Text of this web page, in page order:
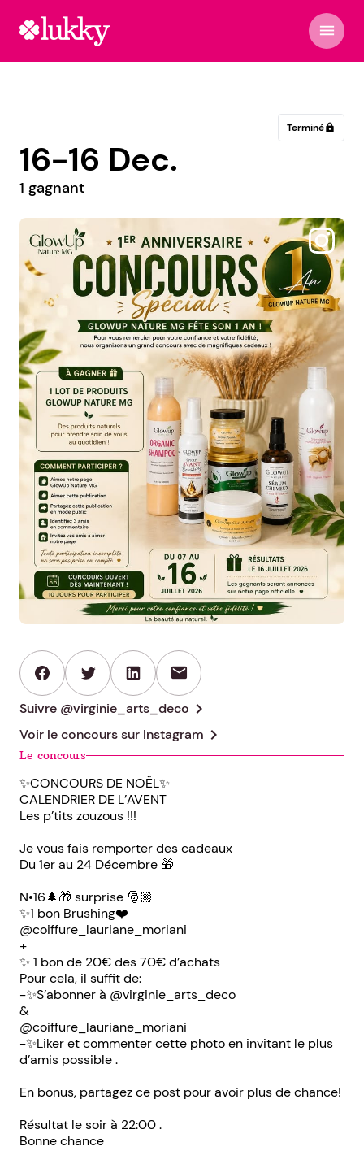
menu
Terminélock
16-16 Dec.
1 gagnant
@virginie_arts_deco
mail
Suivre @virginie_arts_deco chevron_right
Voir le concours sur Instagram chevron_right
Le concours
✨CONCOURS DE NOËL✨
CALENDRIER DE L’AVENT
Les p’tits zouzous !!!
Je vous fais remporter des cadeaux
Du 1er au 24 Décembre 🎁
N•16🌲🎁 surprise 🎅🏼
✨1 bon Brushing❤️
@coiffure_lauriane_moriani
+
✨ 1 bon de 20€ des 70€ d’achats
Pour cela, il suffit de:
-✨S’abonner à @virginie_arts_deco
&
@coiffure_lauriane_moriani
-✨Liker et commenter cette photo en invitant le plus
d’amis possible .
En bonus, partagez ce post pour avoir plus de chance!
Résultat le soir à 22:00 .
Bonne chance